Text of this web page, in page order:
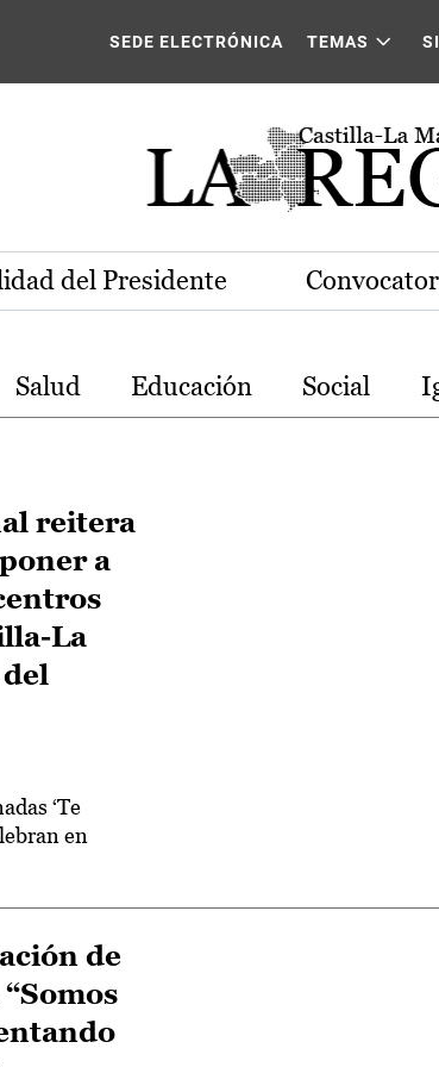
Castilla-La Mancha
SEDE ELECTRÓNICA TEMAS
del Presidente
Salud Educación Social
reitera
a
La
‘Te
en
de